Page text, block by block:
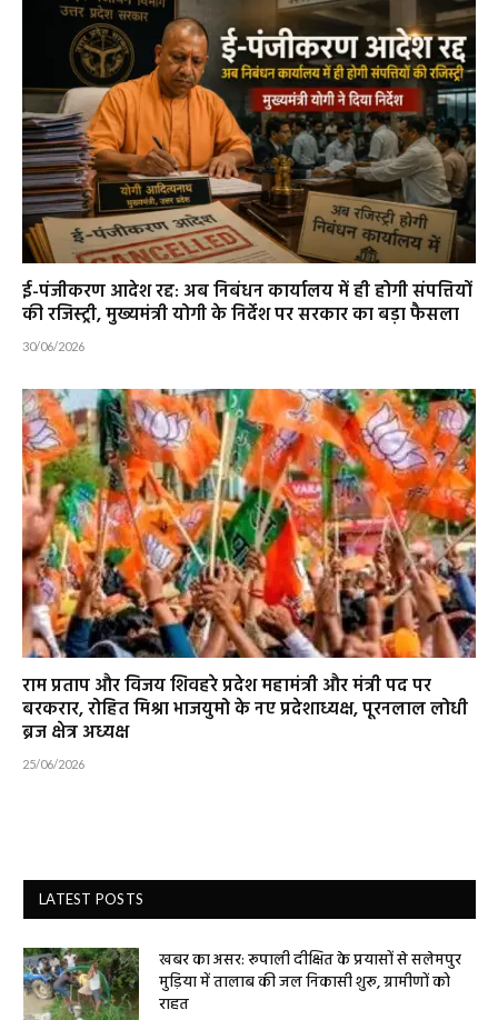
ई-पंजीकरण आदेश रद्द: अब निबंधन कार्यालय में ही होगी संपत्तियों
की रजिस्ट्री, मुख्यमंत्री योगी के निर्देश पर सरकार का बड़ा फैसला
30/06/2026
राम प्रताप और विजय शिवहरे प्रदेश महामंत्री और मंत्री पद पर
बरकरार, रोहित मिश्रा भाजयुमो के नए प्रदेशाध्यक्ष, पूरनलाल लोधी
ब्रज क्षेत्र अध्यक्ष
25/06/2026
LATEST POSTS
खबर का असर: रूपाली दीक्षित के प्रयासों से सलेमपुर
मुड़िया में तालाब की जल निकासी शुरू, ग्रामीणों को
राहत